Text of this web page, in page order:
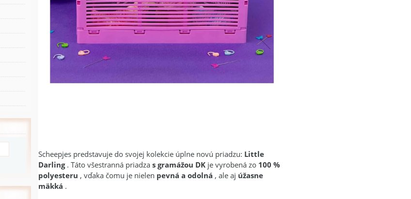
Scheepjes predstavuje do svojej kolekcie úplne novú priadzu: Little
Darling. Táto všestranná priadza s gramážou DK je vyrobená zo 100 %
polyesteru , vďaka čomu je nielen pevná a odolná , ale aj úžasne
mäkká .